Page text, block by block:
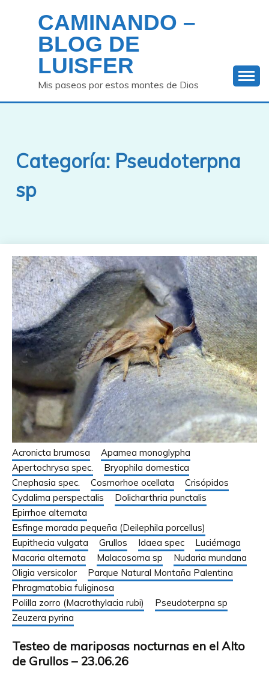
contenido
CAMINANDO –
BLOG DE
LUISFER
Mis paseos por estos montes de Dios
Categoría: Pseudoterpna
sp
Acronicta brumosa
Apamea monoglypha
Apertochrysa spec.
Bryophila domestica
Cnephasia spec.
Cosmorhoe ocellata
Crisópidos
Cydalima perspectalis
Dolicharthria punctalis
Epirrhoe alternata
Esfinge morada pequeña (Deilephila porcellus)
Eupithecia vulgata
Grullos Idaea spec
Luciérnaga
Macaria alternata
Malacosoma sp
Nudaria mundana
Oligia versicolor
Parque Natural Montaña Palentina
Phragmatobia fuliginosa
Polilla zorro (Macrothylacia rubi)
Pseudoterpna sp
Zeuzera pyrina
Testeo de mariposas nocturnas en el Alto
de Grullos – 23.06.26